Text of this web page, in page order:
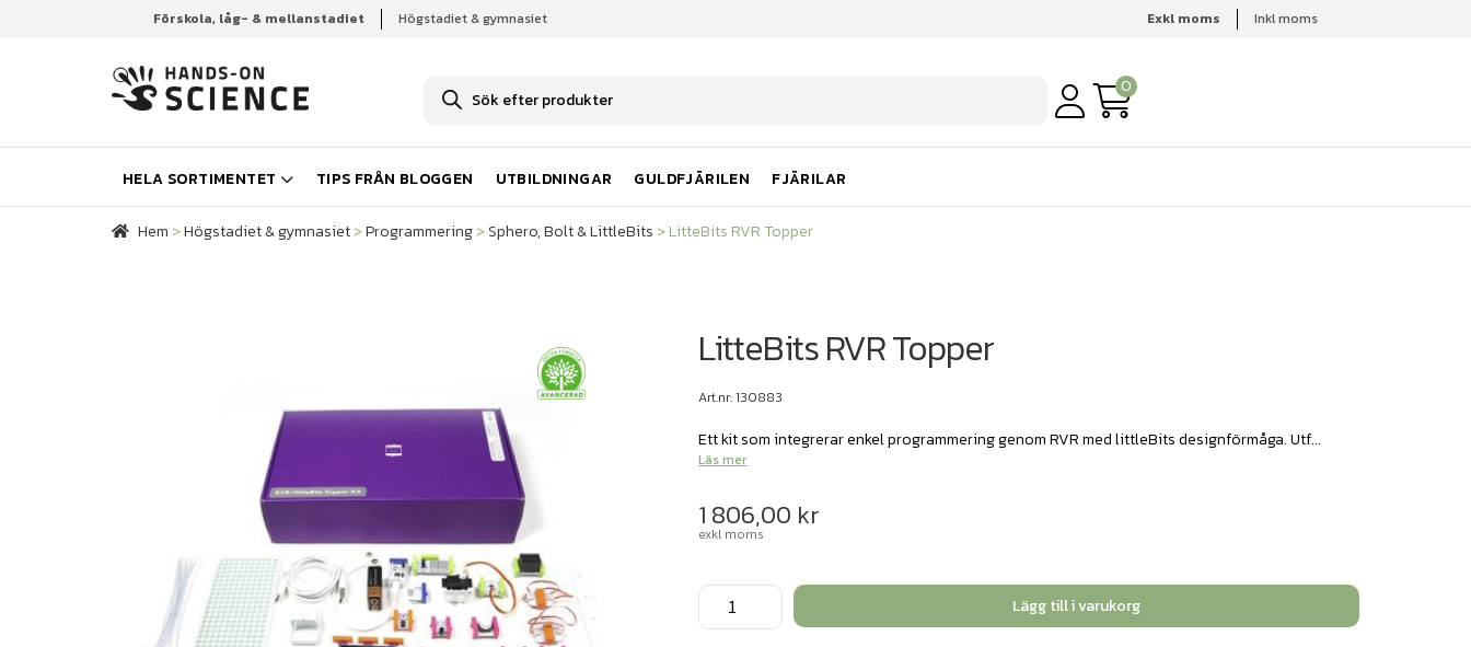
Förskola, låg- & mellanstadiet Högstadiet & gymnasiet Exkl moms Inkl moms
u
k
t
s
ö
k
0
HELA SORTIMENTET TIPS FRÅN BLOGGEN UTBILDNINGAR GULDFJÄRILEN FJÄRILAR
Hem Högstadiet & gymnasiet Programmering Sphero, Bolt & LittleBits
Hem >Högstadiet & gymnasiet>Programmering>Sphero, Bolt & LittleBits >LitteBits RVR Topper
LitteBits RVR Topper
Art.nr: 130883
Ett kit som integrerar enkel programmering genom RVR med littleBits designförmåga. Utf...
Läs mer
1 806,00 kr
exkl moms
LitteBits
RVR
Lägg till i varukorg